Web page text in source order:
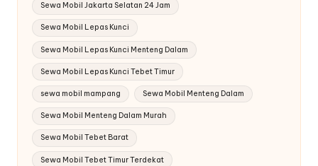
Sewa Mobil Jakarta Selatan 24 Jam
Sewa Mobil Lepas Kunci
Sewa Mobil Lepas Kunci Menteng Dalam
Sewa Mobil Lepas Kunci Tebet Timur
sewa mobil mampang Sewa Mobil Menteng Dalam
Sewa Mobil Menteng Dalam Murah
Sewa Mobil Tebet Barat
Sewa Mobil Tebet Timur Terdekat